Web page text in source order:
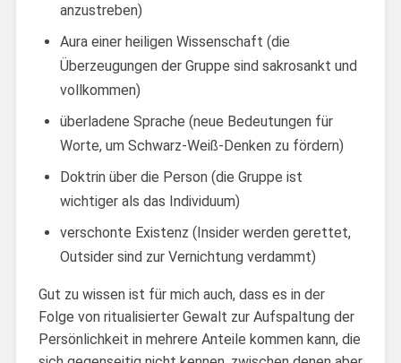
anzustreben)
Aura einer heiligen Wissenschaft (die
Überzeugungen der Gruppe sind sakrosankt und
vollkommen)
überladene Sprache (neue Bedeutungen für
Worte, um Schwarz-Weiß-Denken zu fördern)
Doktrin über die Person (die Gruppe ist
wichtiger als das Individuum)
verschonte Existenz (Insider werden gerettet,
Outsider sind zur Vernichtung verdammt)
Gut zu wissen ist für mich auch, dass es in der
Folge von ritualisierter Gewalt zur Aufspaltung der
Persönlichkeit in mehrere Anteile kommen kann, die